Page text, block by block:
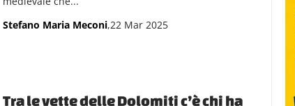
Stefano Maria Meconi,22 Mar 2025
Tra le vette delle Dolomiti c’è chi ha